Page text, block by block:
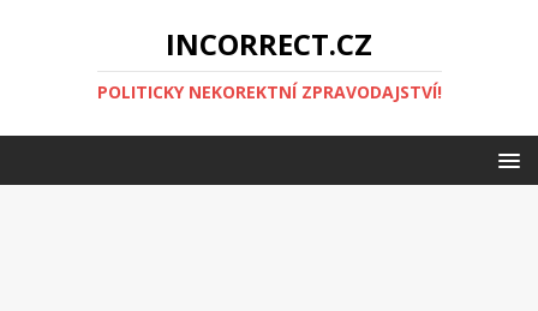
INCORRECT.CZ
POLITICKY NEKOREKTNÍ ZPRAVODAJSTVÍ!